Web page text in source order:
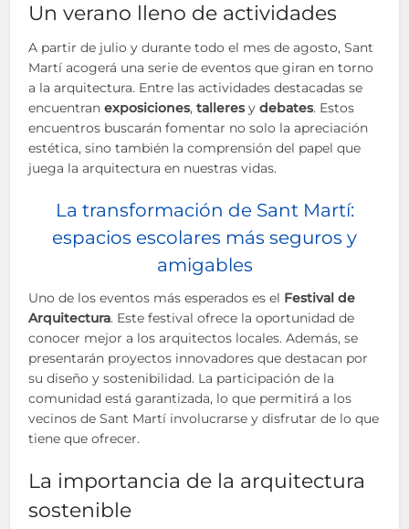
Un verano lleno de actividades
A partir de julio y durante todo el mes de agosto, Sant
Martí acogerá una serie de eventos que giran en torno
a la arquitectura. Entre las actividades destacadas se
encuentranexposiciones,talleresydebates. Estos
encuentros buscarán fomentar no solo la apreciación
estética, sino también la comprensión del papel que
juega la arquitectura en nuestras vidas.
La transformación de Sant Martí:
espacios escolares más seguros y
amigables
Uno de los eventos más esperados es el Festival de
Arquitectura. Este festival ofrece la oportunidad de
conocer mejor a los arquitectos locales. Además, se
presentarán proyectos innovadores que destacan por
su diseño y sostenibilidad. La participación de la
comunidad está garantizada, lo que permitirá a los
vecinos de Sant Martí involucrarse y disfrutar de lo que
tiene que ofrecer.
La importancia de la arquitectura
sostenible